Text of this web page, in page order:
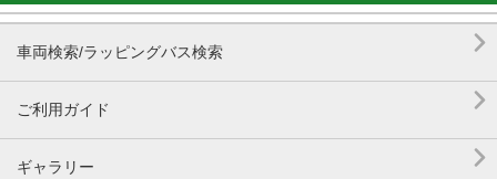
車両検索/ラッピングバス検索 
ご利用ガイド 
ギャラリー 